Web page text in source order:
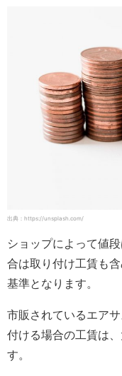
出典：https://unsplash.com/
ショップによって値
合は取り付け工賃も
基準となります。
市販されているエア
付ける場合の工賃は
す。